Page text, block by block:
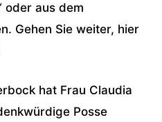
oder aus dem
Gehen Sie weiter, hier
hat Frau Claudia
Posse